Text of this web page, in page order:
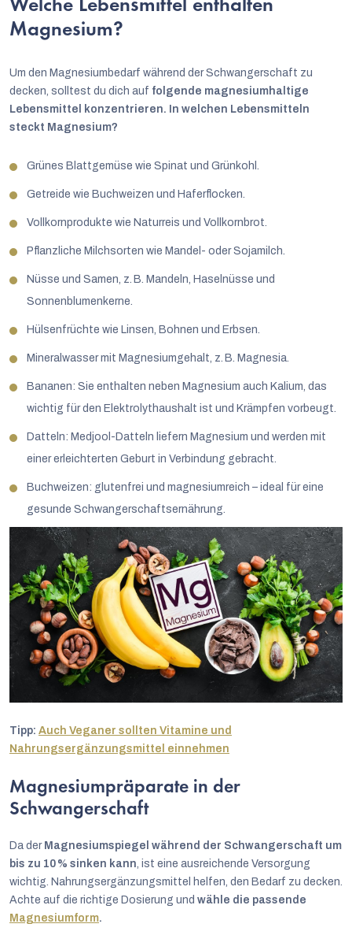
Welche Lebensmittel enthalten
Magnesium?
Um den Magnesiumbedarf während der Schwangerschaft zu
decken, solltest du dich auf folgende magnesiumhaltige
Lebensmittel konzentrieren. In welchen Lebensmitteln
steckt Magnesium?
Grünes Blattgemüse wie Spinat und Grünkohl.
Getreide wie Buchweizen und Haferflocken.
Vollkornprodukte wie Naturreis und Vollkornbrot.
Pflanzliche Milchsorten wie Mandel- oder Sojamilch.
Nüsse und Samen, z. B. Mandeln, Haselnüsse und
Sonnenblumenkerne.
Hülsenfrüchte wie Linsen, Bohnen und Erbsen.
Mineralwasser mit Magnesiumgehalt, z. B. Magnesia.
Bananen: Sie enthalten neben Magnesium auch Kalium, das
wichtig für den Elektrolythaushalt ist und Krämpfen vorbeugt.
Datteln: Medjool-Datteln liefern Magnesium und werden mit
einer erleichterten Geburt in Verbindung gebracht.
Buchweizen: glutenfrei und magnesiumreich – ideal für eine
gesunde Schwangerschaftsernährung.
Tipp: Auch Veganer sollten Vitamine und
Nahrungsergänzungsmittel einnehmen
Magnesiumpräparate in der
Schwangerschaft
Da der Magnesiumspiegel während der Schwangerschaft um
bis zu 10 % sinken kann , ist eine ausreichende Versorgung
wichtig. Nahrungsergänzungsmittel helfen, den Bedarf zu decken.
Achte auf die richtige Dosierung und wähle die passende
Magnesiumform.